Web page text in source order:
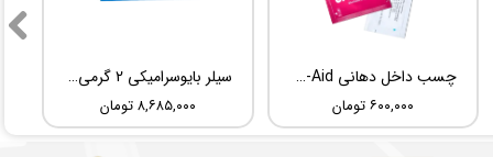
سیلر بایوسرامیکی 2 گرمی Root Dental Medical C-Root SP
۸,۶۸۵,۰۰۰ تومان
چسب داخل دهانی TBM Ora-Aid
۶۰۰,۰۰۰ تومان